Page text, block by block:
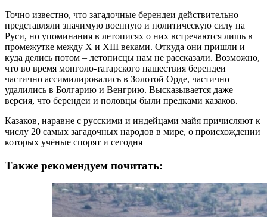
Точно известно, что загадочные берендеи действительно
представляли значимую военную и политическую силу на
Руси, но упоминания в летописях о них встречаются лишь в
промежутке между X и XIII веками. Откуда они пришли и
куда делись потом – летописцы нам не рассказали. Возможно,
что во время монголо-татарского нашествия берендеи
частично ассимилировались в Золотой Орде, частично
удалились в Болгарию и Венгрию. Высказывается даже
версия, что берендеи и половцы были предками казаков.
Казаков, наравне с русскими и индейцами майя причисляют к
числу 20 самых загадочных народов в мире, о происхождении
которых учёные спорят и сегодня
Также рекомендуем почитать: